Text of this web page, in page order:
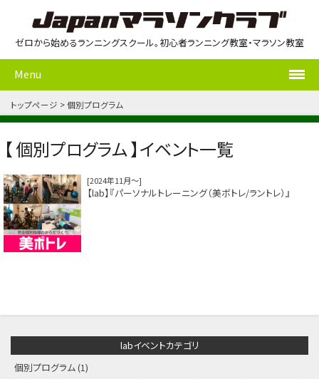
ゼロから始めるランニングスクール。初心者ランニング教室・マラソン教室
Menu
トップページ 個別プログラム
【 個別プログラム 】イベント一覧
2024年11月～
【lab】『パーソナルトレーニング（美ボトレ/ラントレ）』
labイベントカテゴリ
個別プログラム(1)